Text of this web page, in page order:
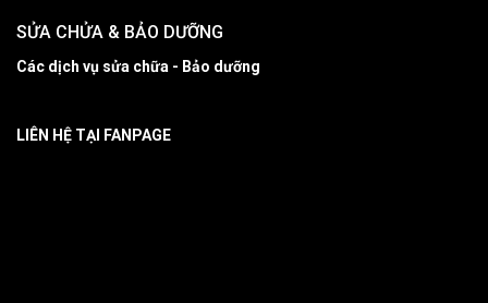
SỬA CHỬA & BẢO DƯỠNG
Các dịch vụ sửa chữa - Bảo dưỡng
LIÊN HỆ TẠI FANPAGE